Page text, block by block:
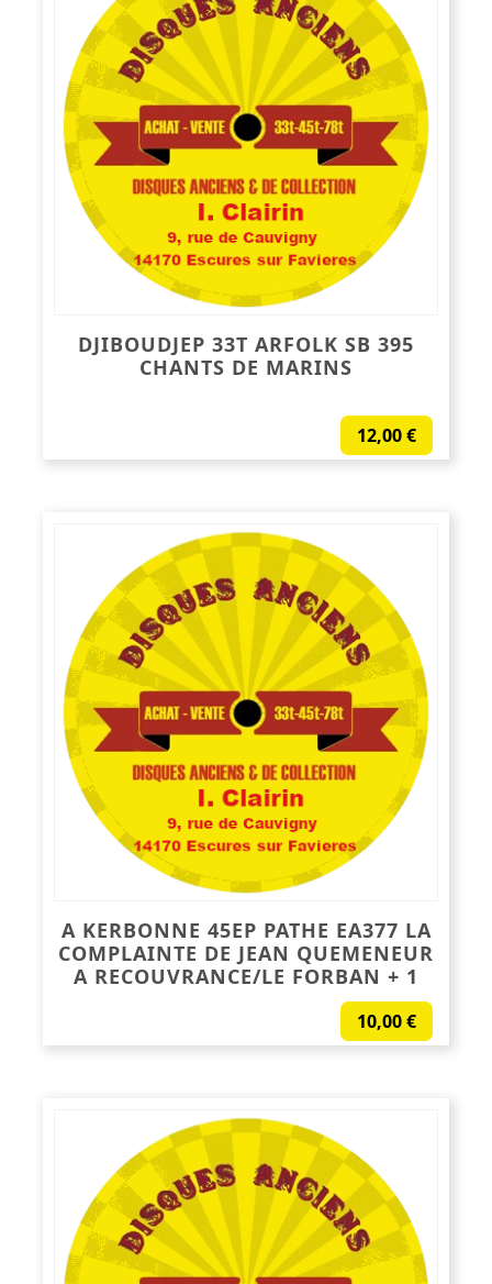
DJIBOUDJEP 33T ARFOLK SB 395
CHANTS DE MARINS
12,00€
A KERBONNE 45EP PATHE EA377 LA
COMPLAINTE DE JEAN QUEMENEUR
A RECOUVRANCE/LE FORBAN + 1
10,00€